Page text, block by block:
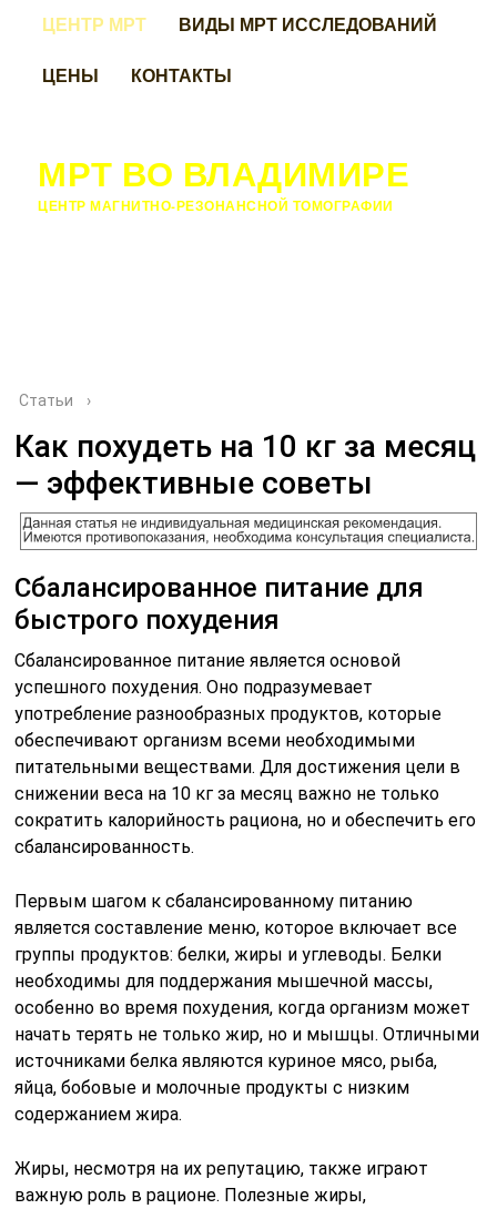
ЦЕНТР МРТ
ВИДЫ МРТ ИССЛЕДОВАНИЙ
ЦЕНЫ
КОНТАКТЫ
МРТ ВО ВЛАДИМИРЕ
ЦЕНТР МАГНИТНО-РЕЗОНАНСНОЙ ТОМОГРАФИИ
Статьи ›
Как похудеть на 10 кг за месяц
— эффективные советы
Сбалансированное питание для
быстрого похудения
Сбалансированное питание является основой
успешного похудения. Оно подразумевает
употребление разнообразных продуктов, которые
обеспечивают организм всеми необходимыми
питательными веществами. Для достижения цели в
снижении веса на 10 кг за месяц важно не только
сократить калорийность рациона, но и обеспечить его
сбалансированность.
Первым шагом к сбалансированному питанию
является составление меню, которое включает все
группы продуктов: белки, жиры и углеводы. Белки
необходимы для поддержания мышечной массы,
особенно во время похудения, когда организм может
начать терять не только жир, но и мышцы. Отличными
источниками белка являются куриное мясо, рыба,
яйца, бобовые и молочные продукты с низким
содержанием жира.
Жиры, несмотря на их репутацию, также играют
важную роль в рационе. Полезные жиры,